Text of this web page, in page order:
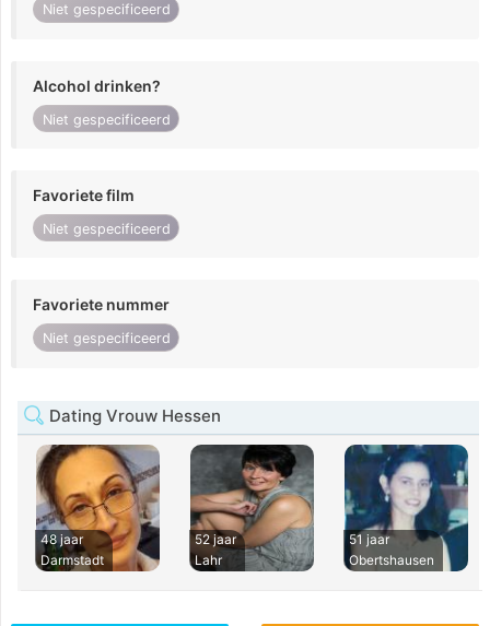
Niet gespecificeerd
Alcohol drinken?
Niet gespecificeerd
Favoriete film
Niet gespecificeerd
Favoriete nummer
Niet gespecificeerd
Dating Vrouw Hessen
48 jaar
Darmstadt
52 jaar
Lahr
51 jaar
Obertshausen